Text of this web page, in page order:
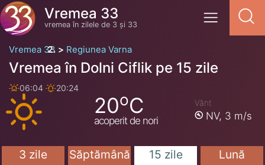
Vremea 33
vremea în zilele de 3 și 33
Vremea 33 Regiunea Varna
Vremea în Dolni Ciflik pe 15 zile
06:04 20:24
20oC
acoperit de nori
Vânt
NV, 3 m/s
3 zile Săptămână 15 zile Lună